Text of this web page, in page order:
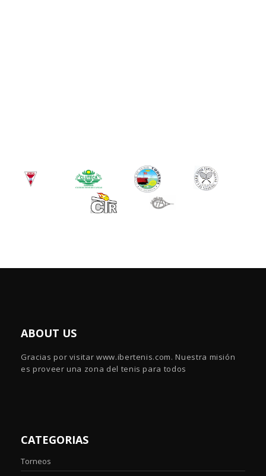
ABOUT US
Gracias por visitar www.ibertenis.com. Nuestra misión
es proveer una zona del tenis para todos
CATEGORIAS
Torneos